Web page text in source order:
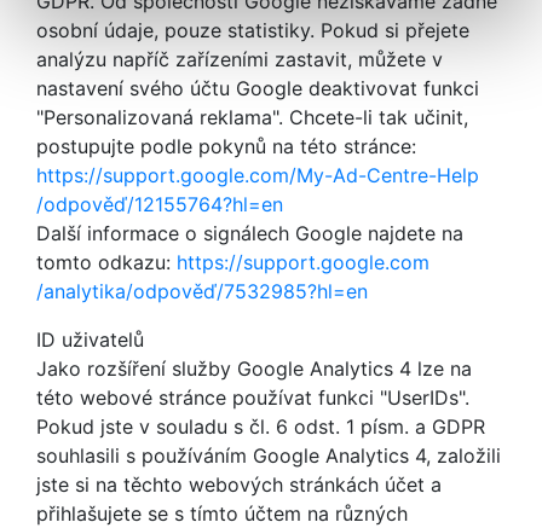
osobní údaje, pouze statistiky. Pokud si přejete
analýzu napříč zařízeními zastavit, můžete v
nastavení svého účtu Google deaktivovat funkci
"Personalizovaná reklama". Chcete-li tak učinit,
postupujte podle pokynů na této stránce:
https://support.google.com/My-Ad-Centre-Help
/odpověď/12155764?hl=en
Další informace o signálech Google najdete na
tomto odkazu: https://support.google.com
/analytika/odpověď/7532985?hl=en
ID uživatelů
Jako rozšíření služby Google Analytics 4 lze na
této webové stránce používat funkci "UserIDs".
Pokud jste v souladu s čl. 6 odst. 1 písm. a GDPR
souhlasili s používáním Google Analytics 4, založili
jste si na těchto webových stránkách účet a
přihlašujete se s tímto účtem na různých